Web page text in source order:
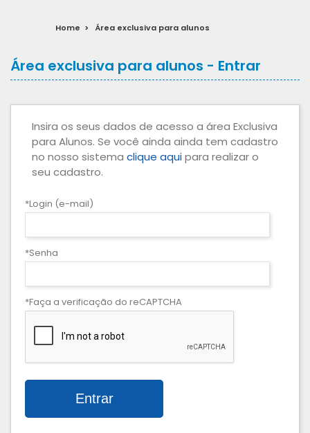
Home > Área exclusiva para alunos
Área exclusiva para alunos - Entrar
Insira os seus dados de acesso a área Exclusiva
para Alunos. Se você ainda ainda tem cadastro
no nosso sistema clique aquipara realizar o
seu cadastro.
*Login (e-mail)
*Senha
*Faça a verificação do reCAPTCHA